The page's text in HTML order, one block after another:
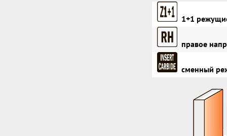
1+1
правое
сменный